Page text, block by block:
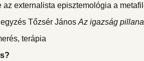
externalista episztemológia a
Tőzsér János Az igazság
terápia